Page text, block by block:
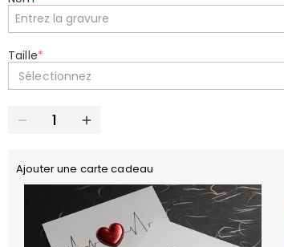
Taille*
Sélectionnez
Ajouter une carte cadeau